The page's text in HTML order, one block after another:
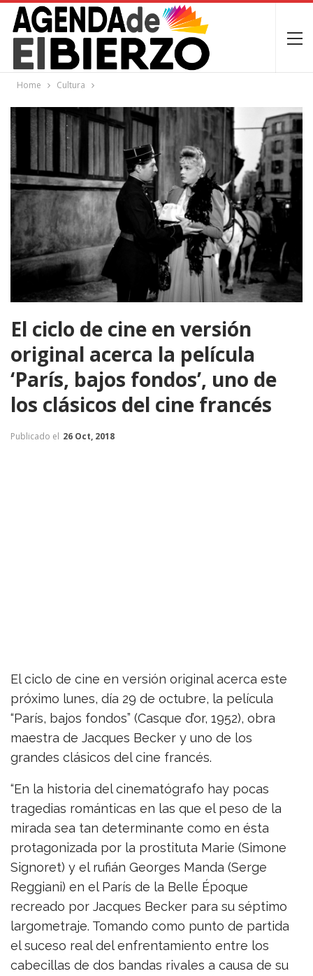
Home Cultura
El ciclo de cine en versión
original acerca la película
‘París, bajos fondos’, uno de
los clásicos del cine francés
Publicado el 26 Oct, 2018
El ciclo de cine en versión original acerca este
próximo lunes, día 29 de octubre, la película
“París, bajos fondos” (Casque d’or, 1952), obra
maestra de Jacques Becker y uno de los
grandes clásicos del cine francés.
“En la historia del cinematógrafo hay pocas
tragedias románticas en las que el peso de la
mirada sea tan determinante como en ésta
protagonizada por la prostituta Marie (Simone
Signoret) y el rufián Georges Manda (Serge
Reggiani) en el París de la Belle Époque
recreado por Jacques Becker para su séptimo
largometraje. Tomando como punto de partida
el suceso real del enfrentamiento entre los
cabecillas de dos bandas rivales a causa de su